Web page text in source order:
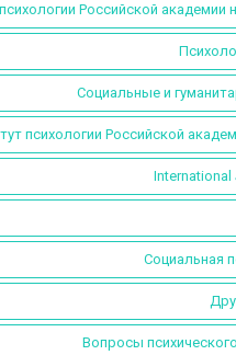
Российской академии
Социальные и
психологии Российской
Социальная
Вопросы